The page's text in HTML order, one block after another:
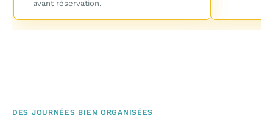
avant réservation.
DES JOURNÉES BIEN ORGANISÉES